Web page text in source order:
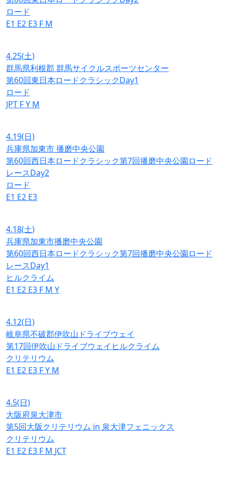
ロード
E1 E2 E3 F M
4.25(土)
群馬県利根郡 群馬サイクルスポーツセンター
第60回東日本ロードクラシックDay1
ロード
JPT FY M
4.19(日)
兵庫県加東市 播磨中央公園
第60回西日本ロードクラシック第7回播磨中央公園ロード
レースDay2
ロード
E1 E2 E3
4.18(土)
兵庫県加東市播磨中央公園
第60回西日本ロードクラシック第7回播磨中央公園ロード
レースDay1
ヒルクライム
E1 E2 E3 F M Y
4.12(日)
岐阜県不破郡伊吹山ドライブウェイ
第17回伊吹山ドライブウェイヒルクライム
クリテリウム
E1 E2 E3 FY M
4.5(日)
大阪府泉大津市
第5回大阪クリテリウム in 泉大津フェニックス
クリテリウム
E1 E2 E3 F M JCT